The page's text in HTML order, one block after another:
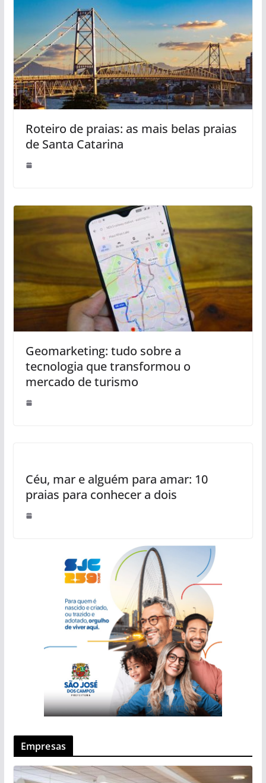
Roteiro de praias: as mais belas praias
de Santa Catarina
Geomarketing: tudo sobre a
tecnologia que transformou o
mercado de turismo
Céu, mar e alguém para amar: 10
praias para conhecer a dois
Empresas